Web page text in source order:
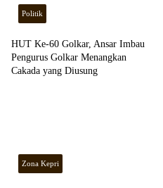
Politik
HUT Ke-60 Golkar, Ansar Imbau
Pengurus Golkar Menangkan
Cakada yang Diusung
Zona Kepri